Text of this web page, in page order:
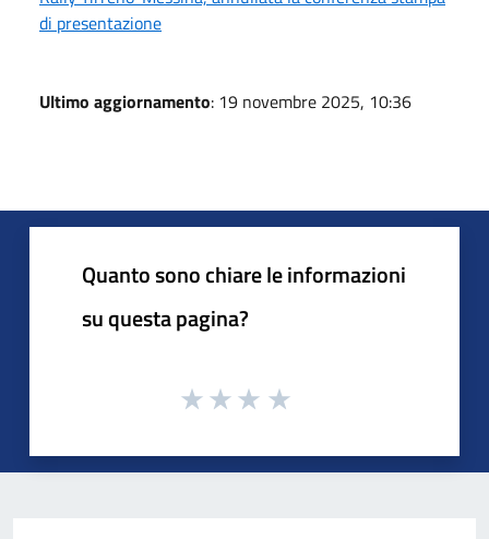
di presentazione
Ultimo aggiornamento: 19 novembre 2025, 10:36
Quanto sono chiare le informazioni
su questa pagina?